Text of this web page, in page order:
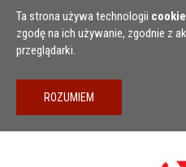
Przejdź do treści
Ta strona używa technologii
zgodę na ich używanie, zgodnie z
przeglądarki.